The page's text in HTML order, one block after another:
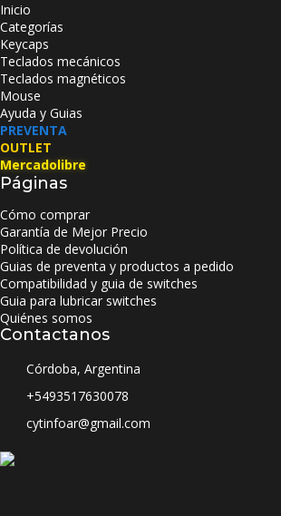
Inicio
Categorías
Keycaps
Teclados mecánicos
Teclados magnéticos
Mouse
Ayuda y Guias
PREVENTA
OUTLET
Mercadolibre
Páginas
Cómo comprar
Garantía de Mejor Precio
Política de devolución
Guias de preventa y productos a pedido
Compatibilidad y guia de switches
Guia para lubricar switches
Quiénes somos
Contactanos
Córdoba, Argentina
+5493517630078
cytinfoar@gmail.com